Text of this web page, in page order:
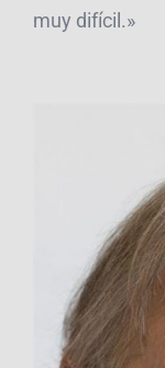
muy difícil.»